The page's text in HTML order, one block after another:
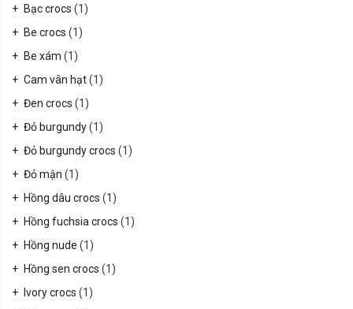
Bạc crocs (1)
Be crocs (1)
Be xám (1)
Cam vân hạt(1)
Đen crocs (1)
Đỏ burgundy(1)
Đỏ burgundy crocs (1)
Đỏ mận (1)
Hồng dâu crocs (1)
Hồng fuchsia crocs (1)
Hồng nude (1)
Hồng sen crocs (1)
Ivory crocs (1)